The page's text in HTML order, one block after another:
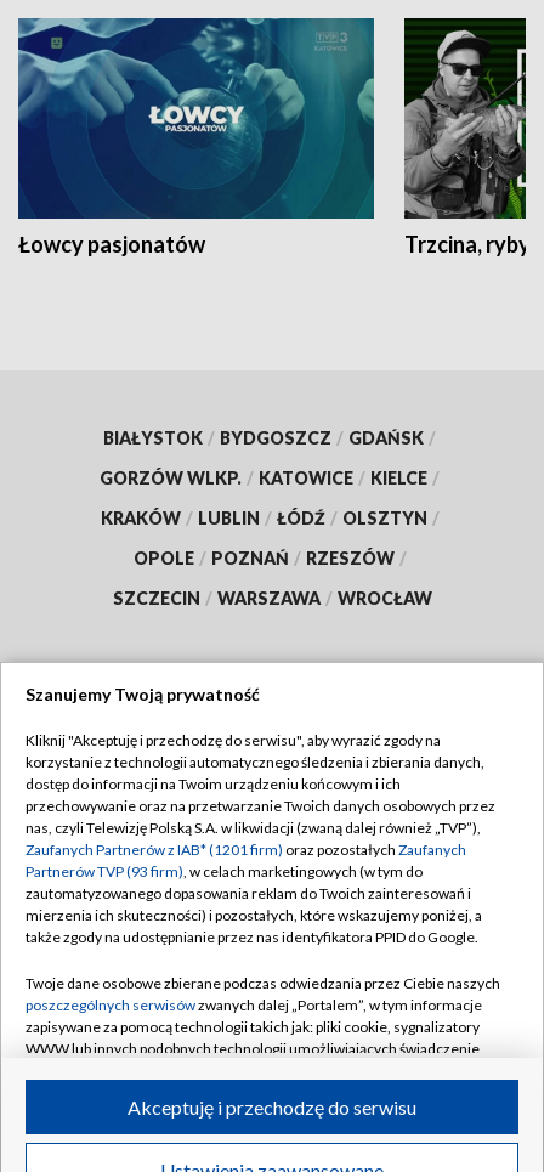
Łowcy pasjonatów Trzcina, ryby
BIAŁYSTOK / BYDGOSZCZ / GDAŃSK /
GORZÓW WLKP. / KATOWICE / KIELCE /
KRAKÓW / LUBLIN / ŁÓDŹ / OLSZTYN /
OPOLE / POZNAŃ / RZESZÓW /
SZCZECIN / WARSZAWA / WROCŁAW
TVP
Abonament TVP
Emisja w TVP
Centrum informacji TVP
Naziemna Telewizja Cyfrowa
Rada Programowa
System NOS
Informacje o nadawcy
Program dla prasy
Regulamin TVP
Polityka prywatności
Moje zgody
Pomoc
Kontakt
Kanały
©2026 Telewizja Polska S.A. w likwidacji
Szanujemy Twoją prywatność
Kliknij "Akceptuję i przechodzę do serwisu", aby wyrazić zgody na
korzystanie z technologii automatycznego śledzenia i zbierania danych,
dostęp do informacji na Twoim urządzeniu końcowym i ich
przechowywanie oraz na przetwarzanie Twoich danych osobowych przez
nas, czyli Telewizję Polską S.A. w likwidacji (zwaną dalej również „TVP”),
Zaufanych Partnerów z IAB* (1201 firm) oraz pozostałych Zaufanych
Partnerów TVP (93 firm), w celach marketingowych (w tym do
zautomatyzowanego dopasowania reklam do Twoich zainteresowań i
mierzenia ich skuteczności) i pozostałych, które wskazujemy poniżej, a
także zgody na udostępnianie przez nas identyfikatora PPID do Google.
Twoje dane osobowe zbierane podczas odwiedzania przez Ciebie naszych
poszczególnych serwisówzwanych dalej „Portalem”, w tym informacje
zapisywane za pomocą technologii takich jak: pliki cookie, sygnalizatory
WWW lub innych podobnych technologii umożliwiających świadczenie
ruchu w Internecie.
Twoje dane osobowe zbierane podczas odwiedzania przez Ciebie
Akceptuję i przechodzę do serwisu